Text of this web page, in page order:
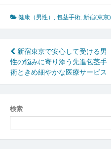
健康（男性） ,包茎手術,新宿(東京)
投
稿
ナ
ビ
ゲ
ー
新宿東京で安心して受ける男
性の悩みに寄り添う先進包茎手
術ときめ細やかな医療サービス
検索